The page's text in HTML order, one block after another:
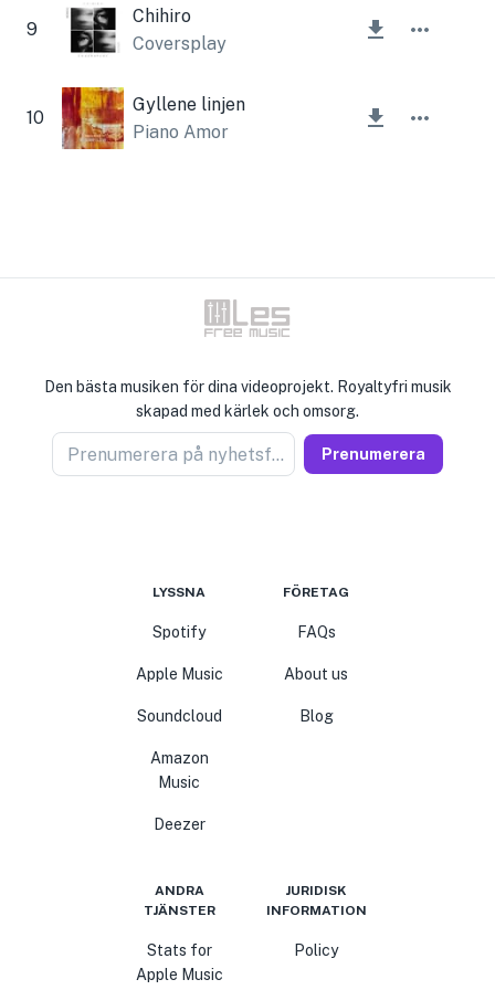
9
Chihiro
Coversplay
10
Gyllene linjen
Piano Amor
Den bästa musiken för dina videoprojekt. Royaltyfri musik
skapad med kärlek och omsorg.
Prenumerera på nyhetsförsäljare Prenumerera
LYSSNA
Spotify
Apple Music
Soundcloud
Amazon
Music
Deezer
FÖRETAG
FAQs
About us
Blog
ANDRA
TJÄNSTER
Stats for
Apple Music
JURIDISK
INFORMATION
Policy